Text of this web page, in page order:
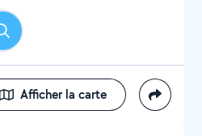
Rechercher
Afficher la carte